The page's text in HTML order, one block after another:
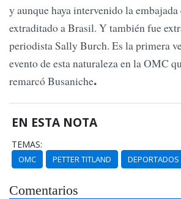
y aunque haya intervenido la
extraditado a Brasil. Y también fue
periodista Sally Burch. Es la primera
evento de esta naturaleza en la OMC
remarcó Busaniche.
EN ESTA NOTA
TEMAS:
OMC PETTER TITLAND DEPORTADOS
Comentarios